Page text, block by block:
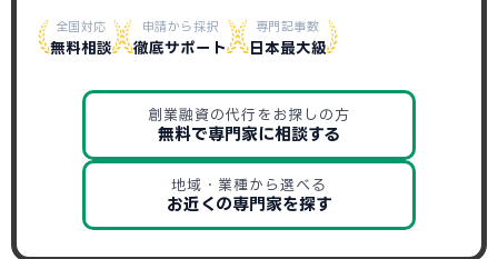
全国対応
無料相談
申請から採択
徹底サポート
専門記事数
日本最大級
創業融資の代行をお探しの方
無料で専門家に相談する
地域・業種から選べる
お近くの専門家を探す